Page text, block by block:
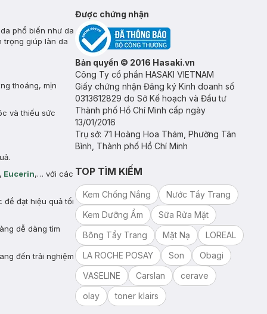
phổ biến như da
trọng giúp làn da
thoáng, mịn
và thiếu sức
, Eucerin,… với các
để đạt hiệu quả tối
dễ dàng tìm
đến trải nghiệm
Được chứng nhận
Bản quyền © 2016 Hasaki.vn
Công Ty cổ phần HASAKI VIETNAM
Giấy chứng nhận Đăng ký Kinh doanh số
0313612829 do Sở Kế hoạch và Đầu tư
Thành phố Hồ Chí Minh cấp ngày
13/01/2016
Trụ sở: 71 Hoàng Hoa Thám, Phường Tân
Bình, Thành phố Hồ Chí Minh
TOP TÌM KIẾM
Kem Chống Nắng
Nước Tẩy Trang
Kem Dưỡng Ẩm
Sữa Rửa Mặt
Bông Tẩy Trang
Mặt Nạ
LOREAL
LA ROCHE POSAY
Son
Obagi
VASELINE
Carslan
cerave
olay
toner klairs